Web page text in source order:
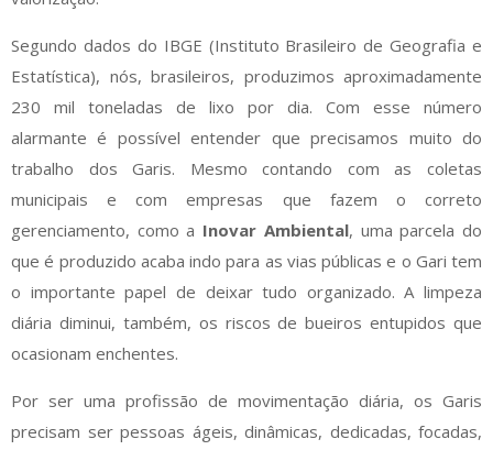
Segundo dados do IBGE (Instituto Brasileiro de Geografia e
Estatística), nós, brasileiros, produzimos aproximadamente
230 mil toneladas de lixo por dia. Com esse número
alarmante é possível entender que precisamos muito do
trabalho dos Garis. Mesmo contando com as coletas
municipais e com empresas que fazem o correto
gerenciamento, como a Inovar Ambiental, uma parcela do
que é produzido acaba indo para as vias públicas e o Gari tem
o importante papel de deixar tudo organizado. A limpeza
diária diminui, também, os riscos de bueiros entupidos que
ocasionam enchentes.
Por ser uma profissão de movimentação diária, os Garis
precisam ser pessoas ágeis, dinâmicas, dedicadas, focadas,